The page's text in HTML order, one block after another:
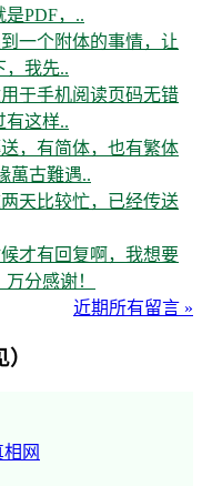
PDF，..
一个附体的事情，让
，我先..
于手机阅读页码无错
有这样..
，有简体，也有繁体
萬古難遇..
天比较忙，已经传送
才有回复啊，我想要
分感谢！
近期所有留言 »
网